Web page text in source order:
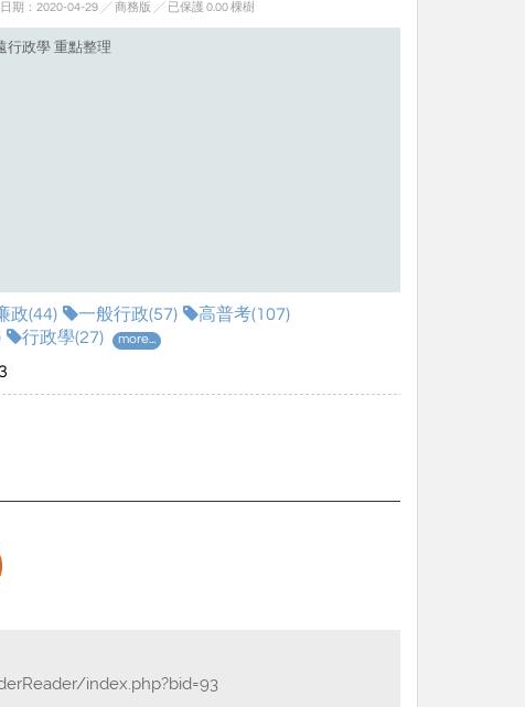
期：2020-04-29 ╱ 商務版 ╱ 已保護 0.00 棵樹
行政學 重點整理
政(44) 一般行政(57)
高普考(107)
行政學(27) more...
index.php?bid=93